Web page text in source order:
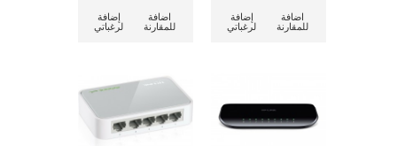
إضافة
لرغباتي
اضافة
للمقارنة
إضافة
لرغباتي
اضافة
للمقارنة